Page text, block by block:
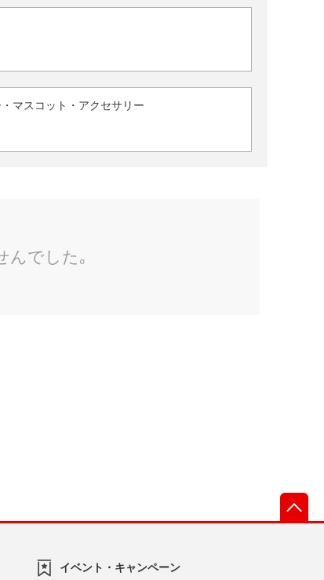
マスコット・アクセサリー
イベント・キャンペーン